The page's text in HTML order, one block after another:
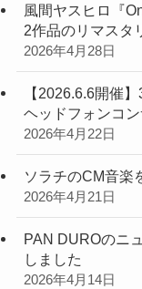
風間ヤスヒロ『
2作品のリマスタ
2026年4月28日
【2026.6.6開催
ヘッドフォンコン
2026年4月22日
ソラチのCM音楽
2026年4月21日
PAN DUROのニ
しました
2026年4月14日